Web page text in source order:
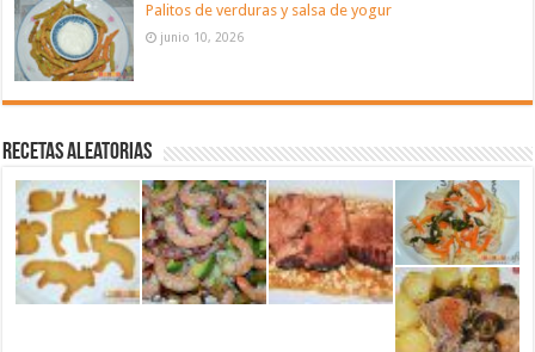
Palitos de verduras y salsa de yogur
junio 10, 2026
Recetas aleatorias